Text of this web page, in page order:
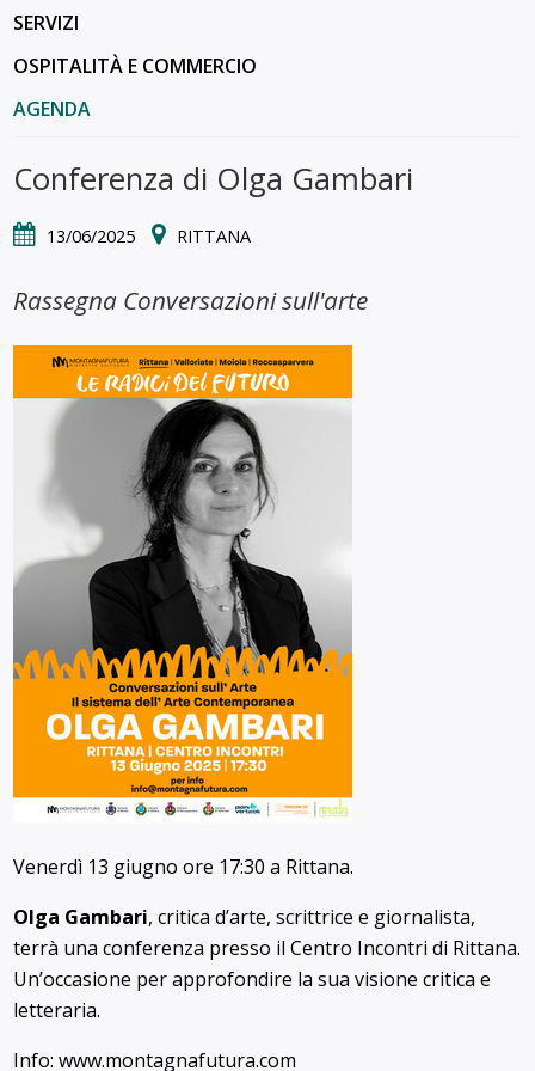
SERVIZI
OSPITALITÀ E COMMERCIO
AGENDA
Conferenza di Olga Gambari
13/06/2025 RITTANA
Rassegna Conversazioni sull'arte
Venerdì 13 giugno ore 17:30 a Rittana.
Olga Gambari, critica d’arte, scrittrice e giornalista,
terrà una conferenza presso il Centro Incontri di Rittana.
Un’occasione per approfondire la sua visione critica e
letteraria.
Info: www.montagnafutura.com